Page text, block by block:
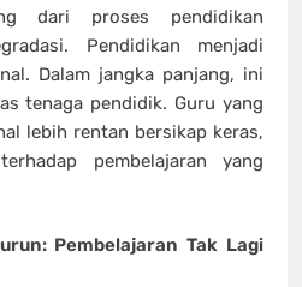
dari proses pendidikan
Pendidikan menjadi
Dalam jangka panjang, ini
tenaga pendidik. Guru yang
lebih rentan bersikap keras,
pembelajaran yang
Pembelajaran Tak Lagi